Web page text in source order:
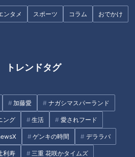
ンタメ スポーツ コラム おでかけ
トレンドタグ
加藤愛 ナガシマスパーランド
ング 生活 愛されフード
ゲンキの時間 デララバ
利寿 三重 花咲かタイムズ
のタマネギ。甘さやコクを深めてく
…？ そんなときは、“キャベツ”がオ
ると甘みがしっかり出るので、タマ
4人分)＞
グラム
加熱するのがポイント。時短にも